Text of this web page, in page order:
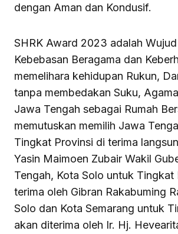
dengan Aman dan Kondusif.
SHRK Award 2023 adalah
Kebebasan Beragama dan
memelihara kehidupan Rukun,
tanpa membedakan Suku,
Jawa Tengah sebagai Rumah
memutuskan memilih Jawa
Tingkat Provinsi di terima
Yasin Maimoen Zubair Wakil
Tengah, Kota Solo untuk Tingkat
terima oleh Gibran Rakabuming
Solo dan Kota Semarang untuk
akan diterima oleh Ir. Hj.